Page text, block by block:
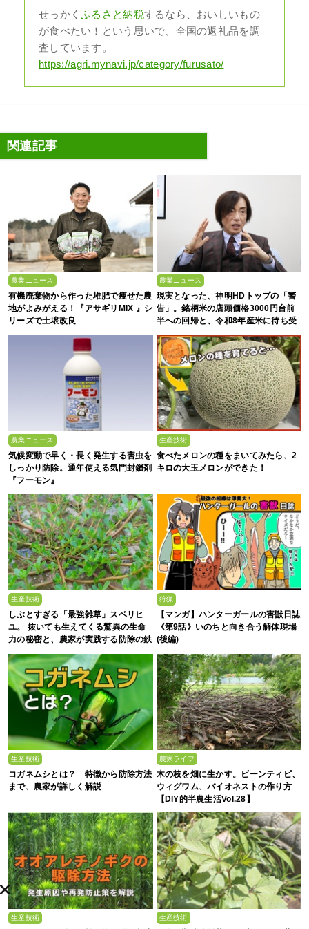
せっかくふるさと納税するなら、おいしいもの
が食べたい！という思いで、全国の返礼品を調
査しています。
https://agri.mynavi.jp/category/furusato/
関連記事
農業ニュース
有機廃棄物から作った堆肥で痩せた農
地がよみがえる！『アサギリMIX 』シ
リーズで土壌改良
農業ニュース
現実となった、神明HDトップの「警
告」。銘柄米の店頭価格3000円台前
半への回帰と、令和8年産米に待ち受
農業ニュース
気候変動で早く・長く発生する害虫を
しっかり防除。通年使える気門封鎖剤
『フーモン』
生産技術
食べたメロンの種をまいてみたら、2
キロの大玉メロンができた！
生産技術
しぶとすぎる「最強雑草」スベリヒ
ユ。 抜いても生えてくる驚異の生命
力の秘密と、農家が実践する防除の鉄
則
狩猟
【マンガ】ハンターガールの害獣日誌
《第9話》いのちと向き合う解体現場
(後編)
生産技術
コガネムシとは？ 特徴から防除方法
まで、農家が詳しく解説
農家ライフ
木の枝を畑に生かす。ビーンティピ、
ウィグワム、バイオネストの作り方
【DIY的半農生活Vol.28】
生産技術 生産技術